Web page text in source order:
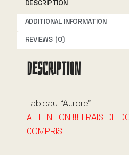
a
t
i
DESCRIPTION
ADDITIONAL INFORMATION
REVIEWS (0)
DESCRIPTION
Tableau “Aurore”
ATTENTION !!! FRAIS DE
COMPRIS